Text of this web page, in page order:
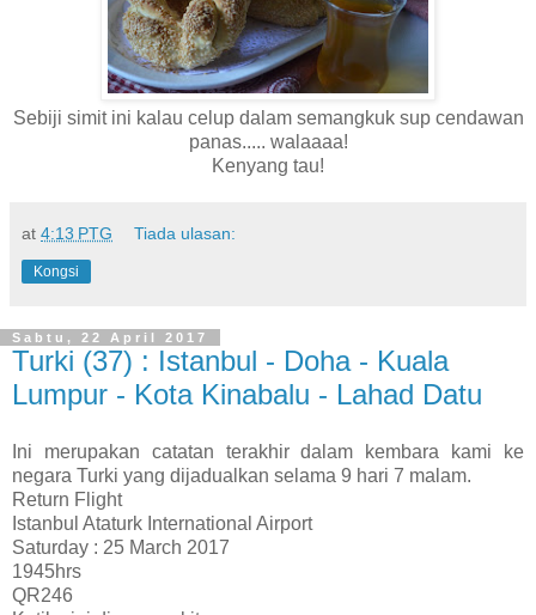
Sebiji simit ini kalau celup dalam semangkuk sup cendawan
panas..... walaaaa!
Kenyang tau!
at 4:13 PTG Tiada ulasan:
Kongsi
Sabtu, 22 April 2017
Turki (37) : Istanbul - Doha - Kuala
Lumpur - Kota Kinabalu - Lahad Datu
Ini merupakan catatan terakhir dalam kembara kami ke
negara Turki yang dijadualkan selama 9 hari 7 malam.
Return Flight
Istanbul Ataturk International Airport
Saturday : 25 March 2017
1945hrs
QR246